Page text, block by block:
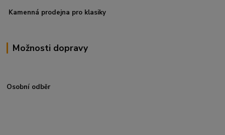
Kamenná prodejna pro klasiky
Možnosti dopravy
Osobní odběr